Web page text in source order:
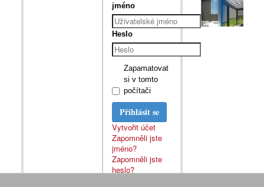
jméno
Heslo
Zapamatovat
si v tomto
počítači
Přihlásit se
Vytvořit účet
Zapomněli jste
jméno?
Zapomněli jste
heslo?